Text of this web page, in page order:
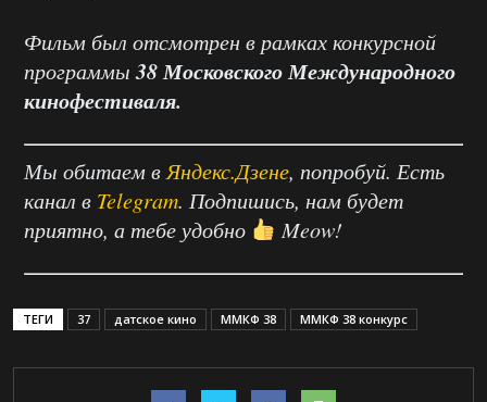
Фильм был отсмотрен в рамках конкурсной
программы38 Московского Международного
кинофестиваля.
Мы обитаем в Яндекс.Дзене, попробуй. Есть
канал в Telegram. Подпишись, нам будет
приятно, а тебе удобно
Meow!
ТЕГИ 37 датское кино ММКФ 38 ММКФ 38 конкурс